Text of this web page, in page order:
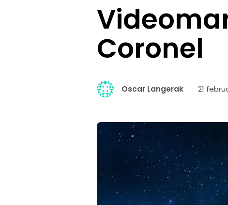
Coronel
Oscar Langerak 21